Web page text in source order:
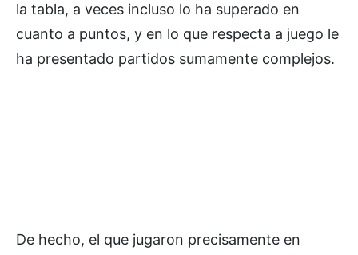
la tabla, a veces incluso lo ha superado en
cuanto a puntos, y en lo que respecta a juego le
ha presentado partidos sumamente complejos.
De hecho, el que jugaron precisamente en